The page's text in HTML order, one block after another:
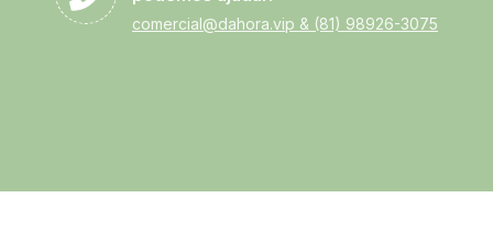
comercial@dahora.vip & (81) 98926-3075